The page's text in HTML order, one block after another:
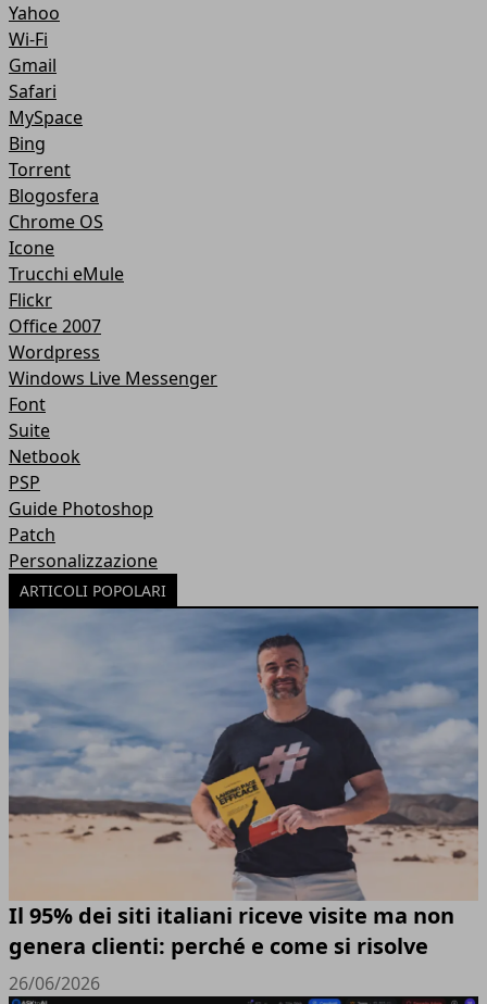
Yahoo
Wi-Fi
Gmail
Safari
MySpace
Bing
Torrent
Blogosfera
Chrome OS
Icone
Trucchi eMule
Flickr
Office 2007
Wordpress
Windows Live Messenger
Font
Suite
Netbook
PSP
Guide Photoshop
Patch
Personalizzazione
ARTICOLI POPOLARI
Il 95% dei siti italiani riceve visite ma non
genera clienti: perché e come si risolve
26/06/2026